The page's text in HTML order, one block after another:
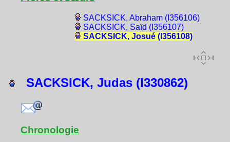
SACKSICK, Abraham (I356106)
SACKSICK, Saïd (I356107)
SACKSICK, Josué (I356108)
SACKSICK, Judas (I330862)
Chronologie